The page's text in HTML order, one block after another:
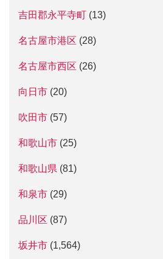
吉田郡永平寺町 (13)
名古屋市港区 (28)
名古屋市西区 (26)
向日市 (20)
吹田市 (57)
和歌山市 (25)
和歌山県 (81)
和泉市 (29)
品川区 (87)
坂井市 (1,564)